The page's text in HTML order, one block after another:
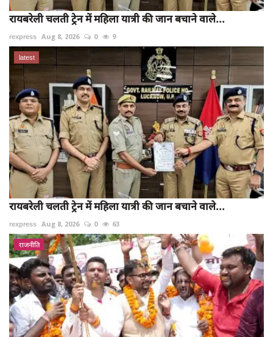
रायबरेली चलती ट्रेन में महिला यात्री की जान बचाने वाले...
rexpress Aug 8, 2026 0 9
latest
रायबरेली चलती ट्रेन में महिला यात्री की जान बचाने वाले...
rexpress Aug 8, 2026 0 63
राजनीति